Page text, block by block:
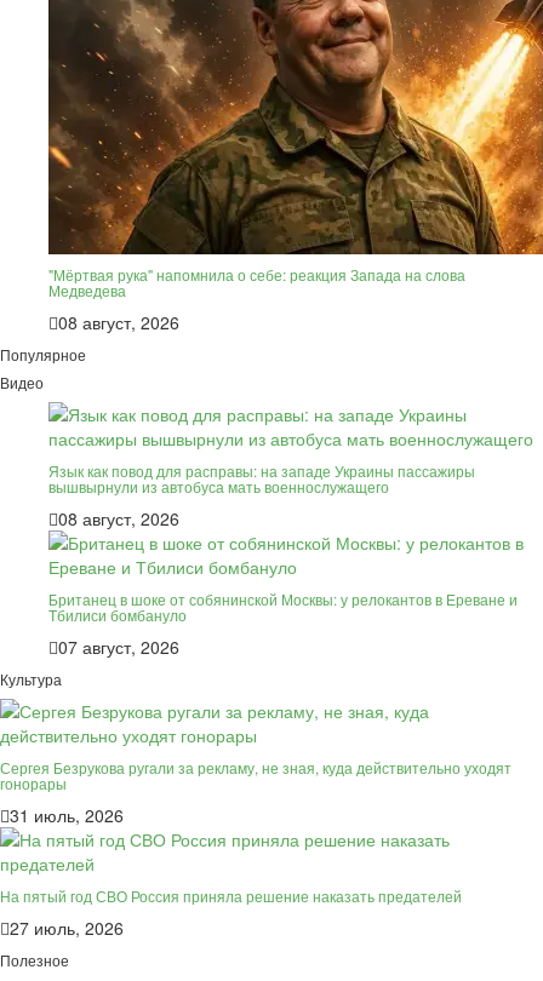
"Мёртвая рука" напомнила о себе: реакция Запада на слова
Медведева
08 август, 2026
Популярное
Видео
Язык как повод для расправы: на западе Украины пассажиры
вышвырнули из автобуса мать военнослужащего
08 август, 2026
Британец в шоке от собянинской Москвы: у релокантов в Ереване и
Тбилиси бомбануло
07 август, 2026
Культура
Сергея Безрукова ругали за рекламу, не зная, куда действительно уходят
гонорары
31 июль, 2026
На пятый год СВО Россия приняла решение наказать предателей
27 июль, 2026
Полезное